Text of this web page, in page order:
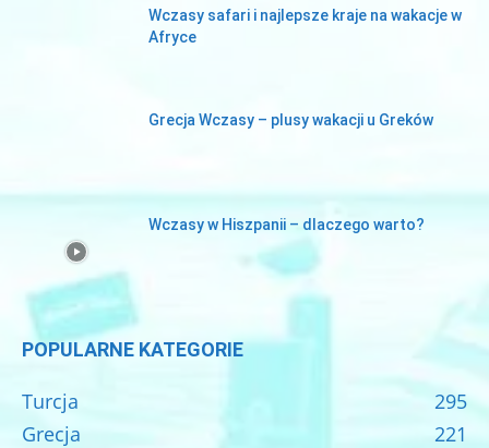
Wczasy safari i najlepsze kraje na wakacje w
Afryce
Grecja Wczasy – plusy wakacji u Greków
Wczasy w Hiszpanii – dlaczego warto?
POPULARNE KATEGORIE
Turcja
295
Grecja
221